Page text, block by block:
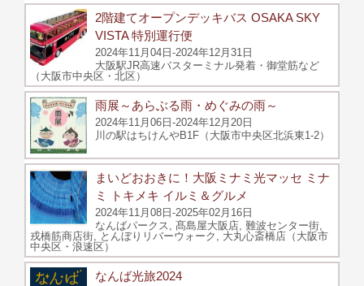
2階建てオープンデッキバス OSAKA SKY
VISTA 特別運行便
2024年11月04日-2024年12月31日
大阪駅JR高速バスターミナル発着・御堂筋など
（大阪市中央区・北区）
雨展～あらぶる雨・めぐみの雨～
2024年11月06日-2024年12月20日
川の駅はちけんやB1F（大阪市中央区北浜東1-2）
まいどおおきに！大阪ミナミ光マッセ ミナ
ミ トキメキ イルミ＆グルメ
2024年11月08日-2025年02月16日
なんばパークス, 髙島屋大阪店, 難波センター街,
戎橋筋商店街, とんぼりリバーウォーク, 大丸心斎橋店（大阪市
中央区・浪速区）
なんば光旅2024